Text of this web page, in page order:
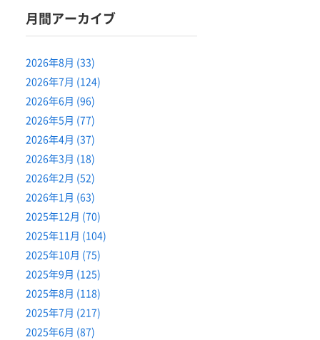
月間アーカイブ
2026年8月 (33)
2026年7月 (124)
2026年6月 (96)
2026年5月 (77)
2026年4月 (37)
2026年3月 (18)
2026年2月 (52)
2026年1月 (63)
2025年12月 (70)
2025年11月 (104)
2025年10月 (75)
2025年9月 (125)
2025年8月 (118)
2025年7月 (217)
2025年6月 (87)